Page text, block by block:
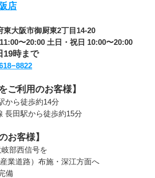
店
東大阪市御厨東2丁目14-20
〜20:00 土日・祝日 10:00〜20:00
時まで
ご利用のお客様】
から徒歩約14分
長田駅から徒歩約15分
お客様】
岐部西信号を
業道路）布施・深江方面へ
備